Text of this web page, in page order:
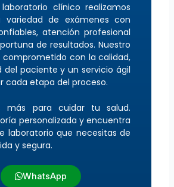
clínico realizamos
variedad de exámenes con
atención profesional
de resultados. Nuestro
comprometido con la calidad,
del paciente y un servicio ágil
cada etapa del proceso.
más para cuidar tu salud.
personalizada y encuentra
laboratorio que necesitas de
y segura.
WhatsApp